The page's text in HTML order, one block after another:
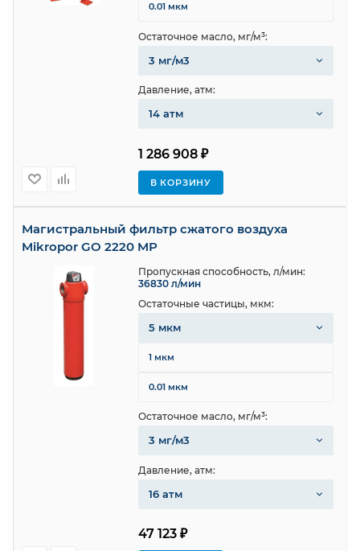
1 286 908 ₽
В КОРЗИНУ
0.01 мкм
Остаточное масло, мг/м³:
3 мг/м3
Давление, атм:
14 атм
Магистральный фильтр сжатого воздуха
Mikropor GO 2220 MP
47 123 ₽
Пропускная способность, л/мин:
36830 л/мин
Остаточные частицы, мкм:
5 мкм
1 мкм
0.01 мкм
Остаточное масло, мг/м³:
3 мг/м3
Давление, атм:
16 атм